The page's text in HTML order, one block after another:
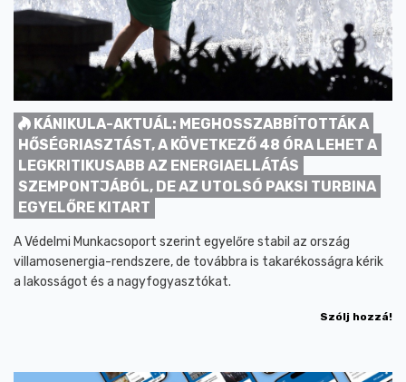
KÁNIKULA-AKTUÁL: MEGHOSSZABBÍTOTTÁK A
HŐSÉGRIASZTÁST, A KÖVETKEZŐ 48 ÓRA LEHET A
LEGKRITIKUSABB AZ ENERGIAELLÁTÁS
SZEMPONTJÁBÓL, DE AZ UTOLSÓ PAKSI TURBINA
EGYELŐRE KITART
A Védelmi Munkacsoport szerint egyelőre stabil az ország
villamosenergia-rendszere, de továbbra is takarékosságra kérik
a lakosságot és a nagyfogyasztókat.
Szólj hozzá!